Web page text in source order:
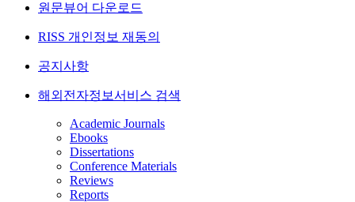
원문뷰어 다운로드
RISS 개인정보 재동의
공지사항
해외전자정보서비스 검색
Academic Journals
Ebooks
Dissertations
Conference Materials
Reviews
Reports